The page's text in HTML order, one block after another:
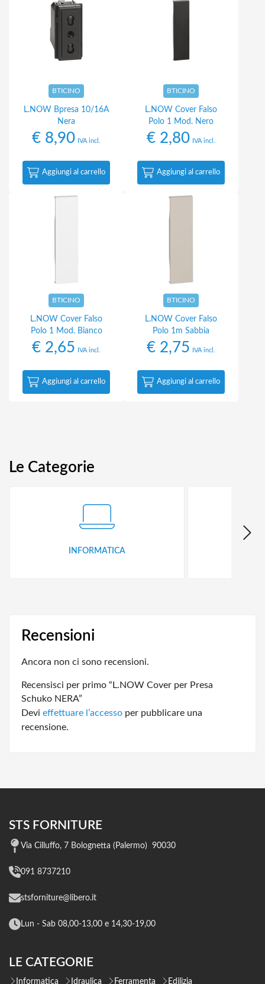
BTICINO
L.NOW Bpresa 10/16A
Nera
€ 8,90 IVA incl.
Aggiungi al carrello
BTICINO
L.NOW Cover Falso
Polo 1 Mod. Nero
€ 2,80 IVA incl.
Aggiungi al carrello
BTICINO
L.NOW Cover Falso
Polo 1 Mod. Bianco
€ 2,65 IVA incl.
Aggiungi al carrello
BTICINO
L.NOW Cover Falso
Polo 1m Sabbia
€ 2,75 IVA incl.
Aggiungi al carrello
Le Categorie
INFORMATICA
Recensioni
Ancora non ci sono recensioni.
Recensisci per primo “L.NOW Cover per Presa
Schuko NERA”
Devi effettuare l’accesso per pubblicare una
recensione.
STS FORNITURE
Via Cilluffo, 7 Bolognetta (Palermo) 90030
091 8737210
stsforniture@libero.it
Lun - Sab 08,00-13,00 e 14,30-19,00
LE CATEGORIE
Informatica Idraulica Ferramenta Edilizia